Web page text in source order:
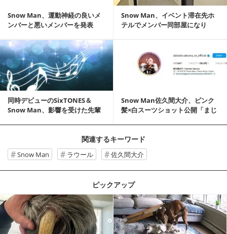
Snow Man、運動神経の良いメ
ンバーと悪いメンバーを発表
Snow Man、イベント滞在先ホ
テルでメンバー同部屋になり
同時デビューのSixTONES＆
Snow Man、影響を受けた先輩
Snow Man佐久間大介、ピンク
髪×白スーツショット公開「まじ
記事を読む
関連するキーワード
Snow Man ラウール 佐久間大介
ピックアップ
記事を読む